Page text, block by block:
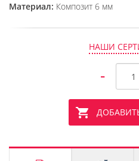
Материал: Композит 6 мм
НАШИ
-